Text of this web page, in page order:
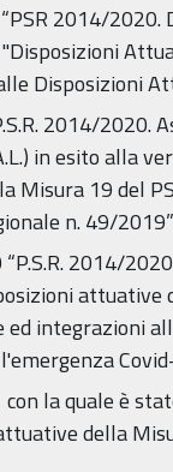
2014/
Disposizioni
2014/2020.
in esito alla
Misura 19 del
n. 49/
2014/
attuative
integrazioni
la quale è
della